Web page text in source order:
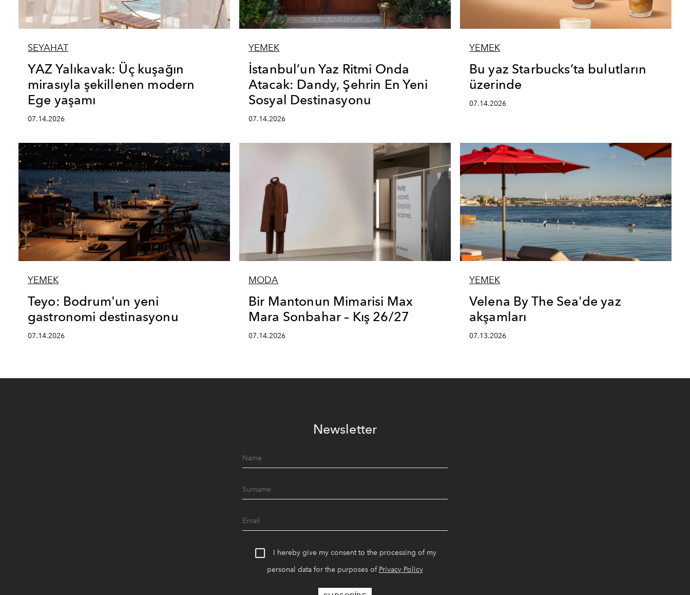
SEYAHAT
YAZ Yalıkavak: Üç kuşağın
mirasıyla şekillenen modern
Ege yaşamı
07.14.2026
YEMEK
İstanbul’un Yaz Ritmi Onda
Atacak: Dandy, Şehrin En Yeni
Sosyal Destinasyonu
07.14.2026
YEMEK
Bu yaz Starbucks’ta bulutların
üzerinde
07.14.2026
YEMEK
Teyo: Bodrum'un yeni
gastronomi destinasyonu
07.14.2026
MODA
Bir Mantonun Mimarisi Max
Mara Sonbahar – Kış 26/27
07.14.2026
YEMEK
Velena By The Sea'de yaz
akşamları
07.13.2026
Newsletter
I hereby give my consent to the processing of my
personal data for the purposes of Privacy Policy